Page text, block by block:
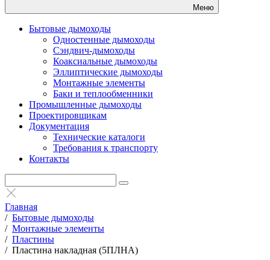
Меню
Бытовые дымоходы
Одностенные дымоходы
Сэндвич-дымоходы
Коаксиальные дымоходы
Эллиптические дымоходы
Монтажные элементы
Баки и теплообменники
Промышленные дымоходы
Проектировщикам
Документация
Технические каталоги
Требования к транспорту
Контакты
Главная
/ Бытовые дымоходы
/ Монтажные элементы
/ Пластины
/ Пластина накладная (5ПЛНА)